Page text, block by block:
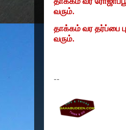
தாக்கம்‌ வர
வரும்‌.
தாக்கம்‌ வர தர்ப்பை
வரும்‌.
--